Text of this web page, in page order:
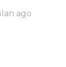
ago